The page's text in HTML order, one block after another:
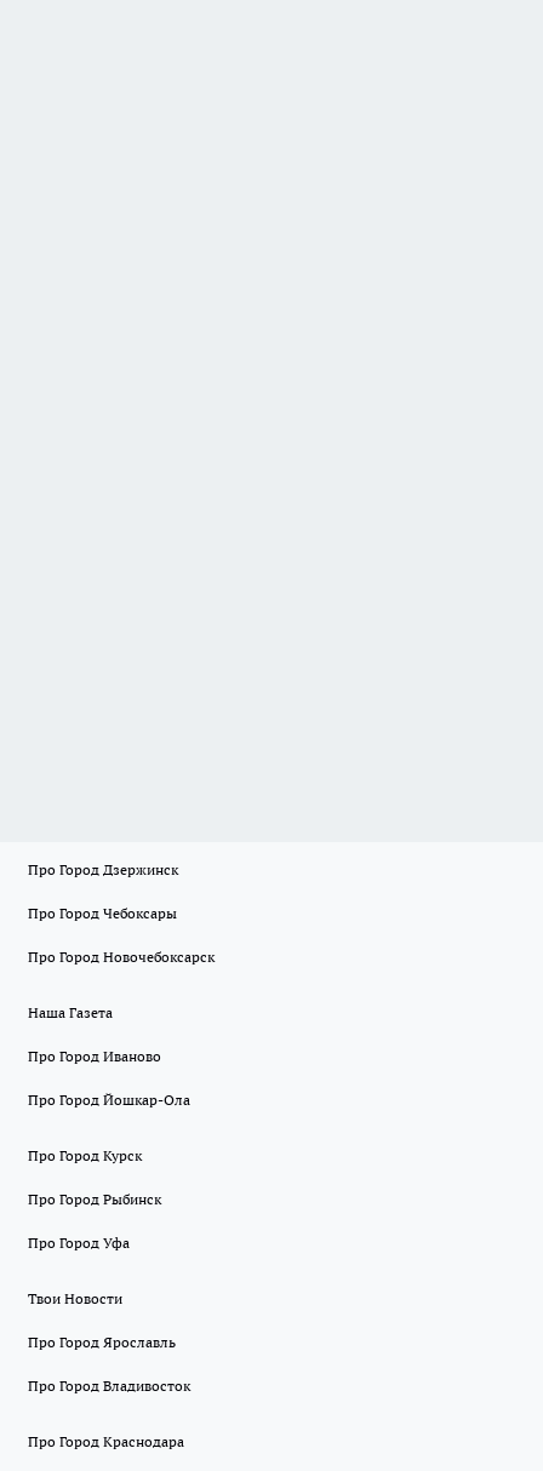
Про Город Дзержинск
Про Город Чебоксары
Про Город Новочебоксарск
Наша Газета
Про Город Иваново
Про Город Йошкар-Ола
Про Город Курск
Про Город Рыбинск
Про Город Уфа
Твои Новости
Про Город Ярославль
Про Город Владивосток
Про Город Краснодара